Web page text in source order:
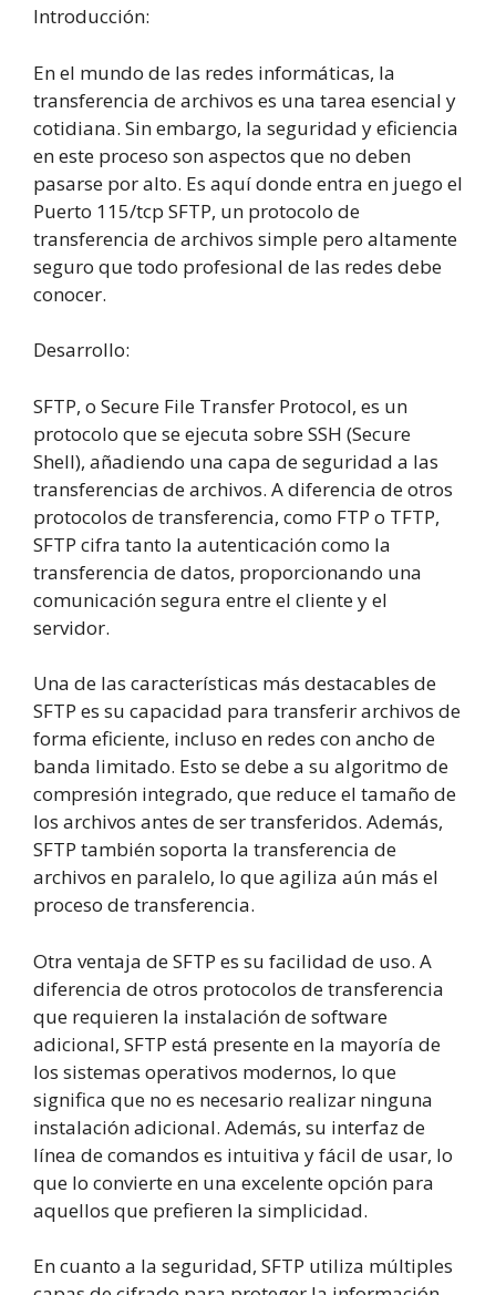
Introducción:
En el mundo de las redes informáticas, la
transferencia de archivos es una tarea esencial y
cotidiana. Sin embargo, la seguridad y eficiencia
en este proceso son aspectos que no deben
pasarse por alto. Es aquí donde entra en juego el
Puerto 115/tcp SFTP, un protocolo de
transferencia de archivos simple pero altamente
seguro que todo profesional de las redes debe
conocer.
Desarrollo:
SFTP, o Secure File Transfer Protocol, es un
protocolo que se ejecuta sobre SSH (Secure
Shell), añadiendo una capa de seguridad a las
transferencias de archivos. A diferencia de otros
protocolos de transferencia, como FTP o TFTP,
SFTP cifra tanto la autenticación como la
transferencia de datos, proporcionando una
comunicación segura entre el cliente y el
servidor.
Una de las características más destacables de
SFTP es su capacidad para transferir archivos de
forma eficiente, incluso en redes con ancho de
banda limitado. Esto se debe a su algoritmo de
compresión integrado, que reduce el tamaño de
los archivos antes de ser transferidos. Además,
SFTP también soporta la transferencia de
archivos en paralelo, lo que agiliza aún más el
proceso de transferencia.
Otra ventaja de SFTP es su facilidad de uso. A
diferencia de otros protocolos de transferencia
que requieren la instalación de software
adicional, SFTP está presente en la mayoría de
los sistemas operativos modernos, lo que
significa que no es necesario realizar ninguna
instalación adicional. Además, su interfaz de
línea de comandos es intuitiva y fácil de usar, lo
que lo convierte en una excelente opción para
aquellos que prefieren la simplicidad.
En cuanto a la seguridad, SFTP utiliza múltiples